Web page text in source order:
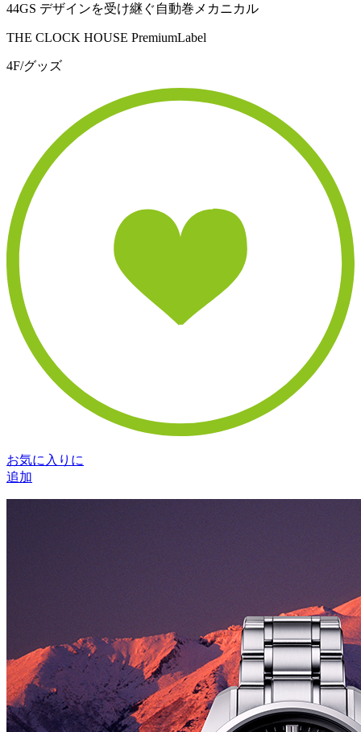
44GS デザインを受け継ぐ自動巻メカニカル
THE CLOCK HOUSE PremiumLabel
4F/グッズ
お気に入りに
追加